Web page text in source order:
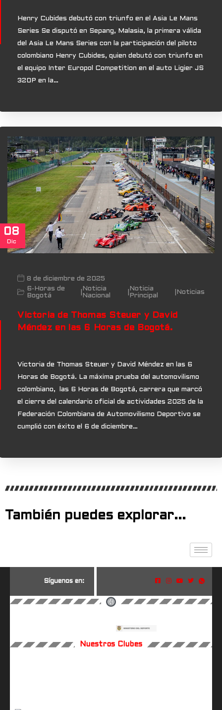
Henry Cubides debutó con triunfo en el Asia Le Mans
Series Se disputó en Sepang, Malasia, la primera válida
del Asia Le Mans Series con la participación del piloto
colombiano Henry Cubides, quien debutó con triunfo en
el equipo Inter Europol Competition en el auto Ligier JS
320P en la…
08
Dic
8 de diciembre de 2025
6-Horas de
Bogotá
Noticia
Nacional
Noticia
Principal
Noticias
Victoria de Thomas Steuer y David
Méndez en las 6 Horas de Bogotá.
Victoria de Thomas Steuer y David Méndez en las 6
Horas de Bogotá. La máxima prueba del automovilismo
colombiano, las 6 Horas de Bogotá, carrera que marcó
el cierre del calendario oficial de actividades 2025 de la
Federación Colombiana de Automovilismo Deportivo se
cumplió con éxito el 6 de diciembre…
También puedes explorar...
Síguenos en:
Nuestros Clubes